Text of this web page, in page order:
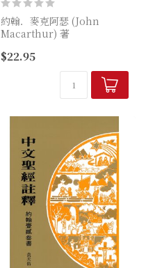
約翰．麥克阿瑟 (John
Macarthur) 著
約翰‧麥克阿瑟秉持對真理的
執著，嚴謹分解《約翰一二三
書》，透過檢測諸靈、救恩的
檢驗、辨識得勝者、敵基...
$22.95